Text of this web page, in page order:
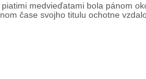
medvieďatami bola pánom
čase svojho titulu ochotne